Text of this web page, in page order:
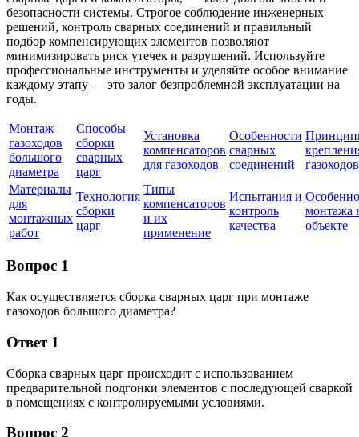
безопасности системы. Строгое соблюдение инженерных
решений, контроль сварных соединений и правильный
подбор компенсирующих элементов позволяют
минимизировать риск утечек и разрушений. Используйте
профессиональные инструменты и уделяйте особое внимание
каждому этапу — это залог безпроблемной эксплуатации на
годы.
Монтаж
газоходов
большого
диаметра
Способы
сборки
сварных
царг
Установка
компенсаторов
для газоходов
Особенности
сварных
соединений
газоходов
Материалы
для
монтажных
работ
Технология
сборки
царг
Типы
компенсаторов
и их
применение
Испытания и
контроль
качества
монтажа
объекте
Вопрос 1
Как осуществляется сборка сварных царг при монтаже
газоходов большого диаметра?
Ответ 1
Сборка сварных царг происходит с использованием
предварительной подгонки элементов с последующей сваркой
в помещениях с контролируемыми условиями.
Вопрос 2